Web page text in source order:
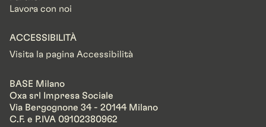
Lavora con noi
ACCESSIBILITÀ
Visita la pagina Accessibilità
BASE Milano
Oxa srl Impresa Sociale
Via Bergognone 34 - 20144 Milano
C.F. e P.IVA 09102380962